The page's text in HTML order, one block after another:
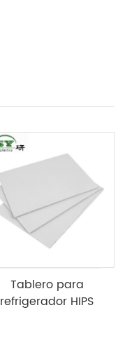
Tablero para
refrigerador HIPS